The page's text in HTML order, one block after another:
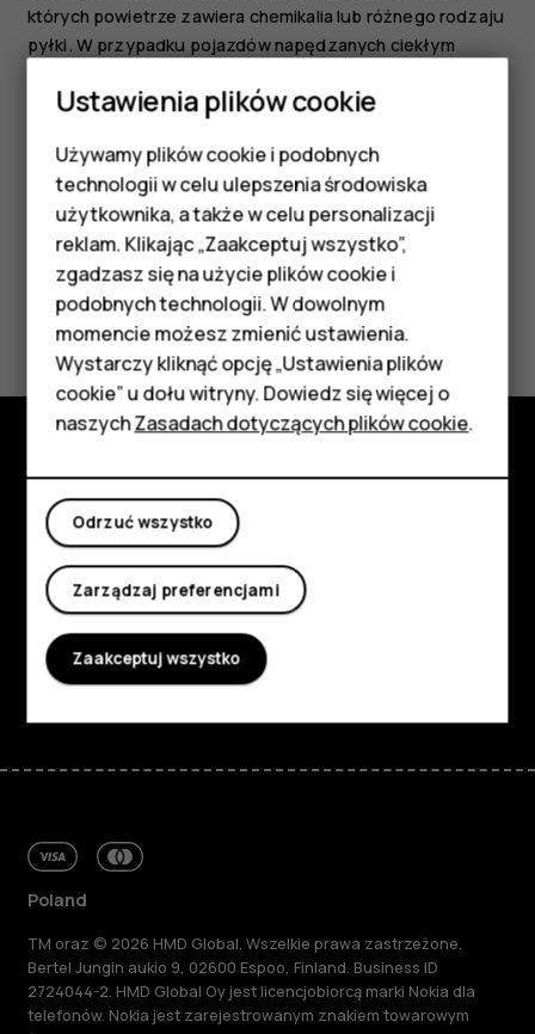
Smartfony
Telefony z funkcjami
podstawowymi
Akcesoria
HMD Terra M
Tablety
Moje konto
których powietrze zawiera chemikalia lub różnego rodzaju
pyłki. W przypadku pojazdów napędzanych ciekłym
producentami, aby uzyskać informacje, czy to urządzenie
Czy te informacje były pomocne?
Tak Nie
Poznaj
Informacje
Planet and people
Wsparcie
FacebookInstagram
TiktokYoutube
Poland
TM oraz © 2026 HMD Global. Wszelkie prawa zastrzeżone.
Bertel Jungin aukio 9, 02600 Espoo, Finland. Business ID
2724044-2. HMD Global Oy jest licencjobiorcą marki Nokia dla
telefonów. Nokia jest zarejestrowanym znakiem towarowym
Ustawienia plików cookie
Używamy plików cookie i podobnych
technologii w celu ulepszenia środowiska
użytkownika, a także w celu personalizacji
reklam. Klikając „Zaakceptuj wszystko”,
zgadzasz się na użycie plików cookie i
podobnych technologii. W dowolnym
momencie możesz zmienić ustawienia.
Wystarczy kliknąć opcję „Ustawienia plików
cookie” u dołu witryny. Dowiedz się więcej o
naszychZasadach dotyczących plików cookie.
Odrzuć wszystko
Zarządzaj preferencjami
Zaakceptuj wszystko